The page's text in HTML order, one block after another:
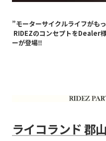
”モーターサイクルライフがも
RIDEZのコンセプトをDealer
ーが登場‼
ライコランド 郡